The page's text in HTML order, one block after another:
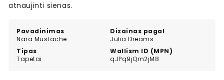
Pavadinimas
Nara Mustache
Dizainas pagal
Julia Dreams
Tipas
Tapetai
Wallism ID (MPN)
qJPq9jQm2jM8
atnaujinti sienas.